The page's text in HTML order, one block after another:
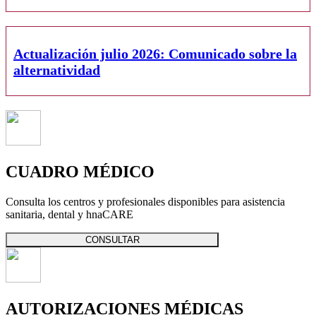
Actualización julio 2026: Comunicado sobre la
alternatividad
CUADRO MÉDICO
Consulta los centros y profesionales disponibles para asistencia
sanitaria, dental y hnaCARE
CONSULTAR
AUTORIZACIONES MÉDICAS